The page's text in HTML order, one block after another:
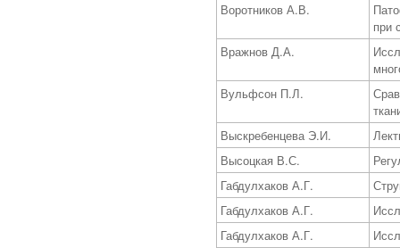
Воротников А.В.
при
Вражнов Д.А.
Вульфсон П.Л.
Выскребенцева Э.И.
Высоцкая В.С.
Габдулхаков А.Г.
Габдулхаков А.Г.
Габдулхаков А.Г.